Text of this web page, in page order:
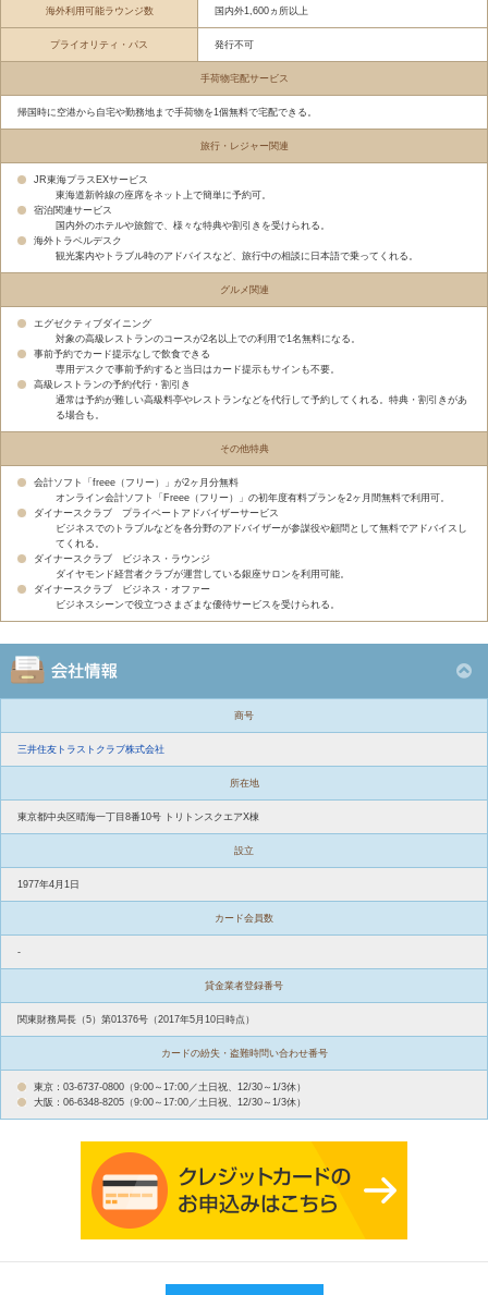
海外利用可能ラウンジ数 国内外1,600ヵ所以上
プライオリティ・パス 発行不可
手荷物宅配サービス
帰国時に空港から自宅や勤務地まで手荷物を1個無料で宅配できる。
旅行・レジャー関連
JR東海プラスEXサービス
東海道新幹線の座席をネット上で簡単に予約可。
宿泊関連サービス
国内外のホテルや旅館で、様々な特典や割引きを受けられる。
海外トラベルデスク
観光案内やトラブル時のアドバイスなど、旅行中の相談に日本語で乗ってくれる。
グルメ関連
エグゼクティブダイニング
対象の高級レストランのコースが2名以上での利用で1名無料になる。
事前予約でカード提示なしで飲食できる
専用デスクで事前予約すると当日はカード提示もサインも不要。
高級レストランの予約代行・割引き
通常は予約が難しい高級料亭やレストランなどを代行して予約してくれる。特典・割引きがあ
る場合も。
その他特典
会計ソフト「freee（フリー）」が2ヶ月分無料
オンライン会計ソフト「Freee（フリー）」の初年度有料プランを2ヶ月間無料で利用可。
ダイナースクラブ プライベートアドバイザーサービス
ビジネスでのトラブルなどを各分野のアドバイザーが参謀役や顧問として無料でアドバイスし
てくれる。
ダイナースクラブ ビジネス・ラウンジ
ダイヤモンド経営者クラブが運営している銀座サロンを利用可能。
ダイナースクラブ ビジネス・オファー
ビジネスシーンで役立つさまざまな優待サービスを受けられる。
商号
三井住友トラストクラブ株式会社
所在地
東京都中央区晴海一丁目8番10号 トリトンスクエアX棟
設立
1977年4月1日
カード会員数
-
貸金業者登録番号
関東財務局長（5）第01376号（2017年5月10日時点）
カードの紛失・盗難時問い合わせ番号
東京：03-6737-0800（9:00～17:00／土日祝、12/30～1/3休）
大阪：06-6348-8205（9:00～17:00／土日祝、12/30～1/3休）